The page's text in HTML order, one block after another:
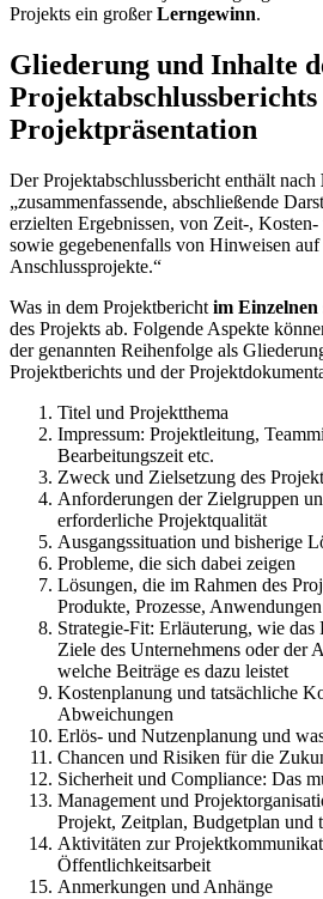
Projekts ein großerLerngewinn.
Gliederung und Inhalte
Projektpräsentation
Der Projektabschlussbericht enthält nach
„zusammenfassende, abschließende
erzielten Ergebnissen, von Zeit-,
sowie gegebenenfalls von Hinweisen
Anschlussprojekte.“
Was in dem Projektbericht im Einzelnen
des Projekts ab. Folgende Aspekte
der genannten Reihenfolge als
Projektberichts und der
Titel und Projektthema
Impressum: Projektleitung,
Bearbeitungszeit etc.
Zweck und Zielsetzung des
Anforderungen der Zielgruppen
erforderliche Projektqualität
Ausgangssituation und bisherige
Probleme, die sich dabei zeigen
Lösungen, die im Rahmen des
Produkte, Prozesse,
Strategie-Fit: Erläuterung, wie das
Ziele des Unternehmens oder der
welche Beiträge es dazu leistet
Kostenplanung und tatsächliche
Abweichungen
Erlös- und Nutzenplanung und
Chancen und Risiken für die
Sicherheit und Compliance: Das
Management und
Projekt, Zeitplan, Budgetplan und
Aktivitäten zur
Öffentlichkeitsarbeit
Anmerkungen und Anhänge